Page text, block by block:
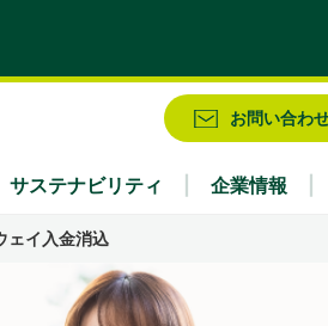
ェイ 入金消込
お問い合わ
サステナビリティ 企業情報